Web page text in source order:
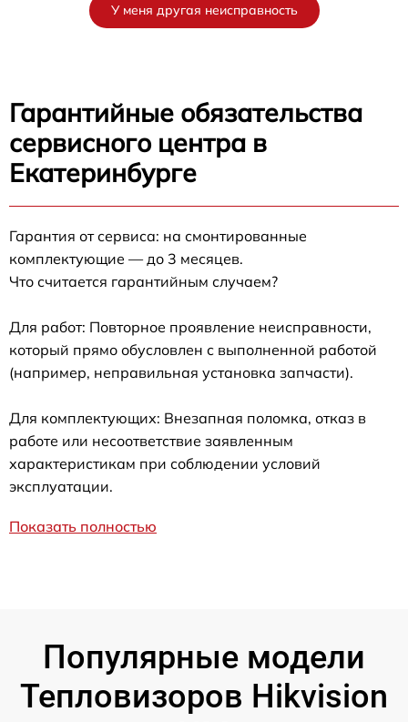
У меня другая неисправность
Гарантийные обязательства
сервисного центра в
Екатеринбурге
Гарантия от сервиса: на смонтированные
комплектующие — до 3 месяцев.
Что считается гарантийным случаем?
Для работ: Повторное проявление неисправности,
который прямо обусловлен с выполненной работой
(например, неправильная установка запчасти).
Для комплектующих: Внезапная поломка, отказ в
работе или несоответствие заявленным
характеристикам при соблюдении условий
эксплуатации.
Показать полностью
Популярные модели
Тепловизоров Hikvision